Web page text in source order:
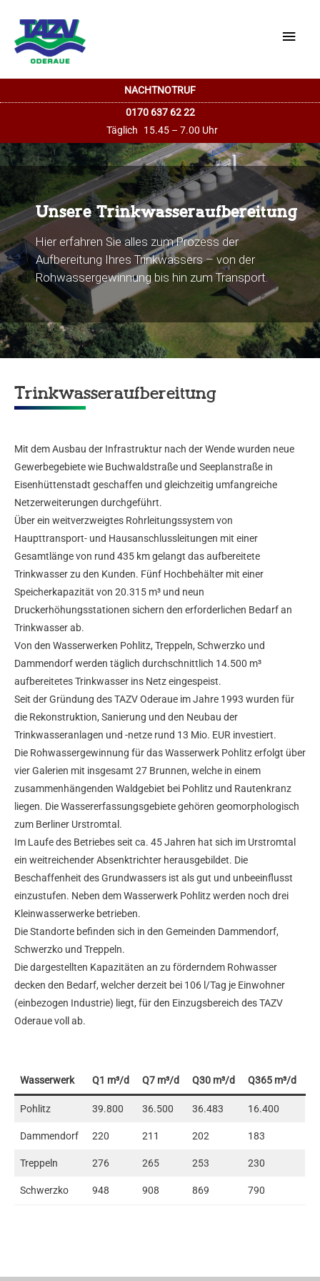
NACHTNOTRUF
0170 637 62 22
Täglich
15.45 – 7.00 Uhr
Unsere Trinkwasseraufbereitung
Hier erfahren Sie alles zum Prozess der
Aufbereitung Ihres Trinkwassers – von der
Rohwassergewinnung bis hin zum Transport.
Trinkwasseraufbereitung
Mit dem Ausbau der Infrastruktur nach der Wende wurden neue
Gewerbegebiete wie Buchwaldstraße und Seeplanstraße in
Eisenhüttenstadt geschaffen und gleichzeitig umfangreiche
Netzerweiterungen durchgeführt.
Über ein weitverzweigtes Rohrleitungssystem von
Haupttransport- und Hausanschlussleitungen mit einer
Gesamtlänge von rund 435 km gelangt das aufbereitete
Trinkwasser zu den Kunden. Fünf Hochbehälter mit einer
Speicherkapazität von 20.315 m³ und neun
Druckerhöhungsstationen sichern den erforderlichen Bedarf an
Trinkwasser ab.
Von den Wasserwerken Pohlitz, Treppeln, Schwerzko und
Dammendorf werden täglich durchschnittlich 14.500 m³
aufbereitetes Trinkwasser ins Netz eingespeist.
Seit der Gründung des TAZV Oderaue im Jahre 1993 wurden für
die Rekonstruktion, Sanierung und den Neubau der
Trinkwasseranlagen und -netze rund 13 Mio. EUR investiert.
Die Rohwassergewinnung für das Wasserwerk Pohlitz erfolgt über
vier Galerien mit insgesamt 27 Brunnen, welche in einem
zusammenhängenden Waldgebiet bei Pohlitz und Rautenkranz
liegen. Die Wassererfassungsgebiete gehören geomorphologisch
zum Berliner Urstromtal.
Im Laufe des Betriebes seit ca. 45 Jahren hat sich im Urstromtal
ein weitreichender Absenktrichter herausgebildet. Die
Beschaffenheit des Grundwassers ist als gut und unbeeinflusst
einzustufen. Neben dem Wasserwerk Pohlitz werden noch drei
Kleinwasserwerke betrieben.
Die Standorte befinden sich in den Gemeinden Dammendorf,
Schwerzko und Treppeln.
Die dargestellten Kapazitäten an zu förderndem Rohwasser
decken den Bedarf, welcher derzeit bei 106 l/Tag je Einwohner
(einbezogen Industrie) liegt, für den Einzugsbereich des TAZV
Oderaue voll ab.
Wasserwerk Q1 m³/d Q7m³/d Q30m³/d Q365m³/d
Pohlitz 39.800 36.500 36.483 16.400
Dammendorf 220 211 202 183
Treppeln 276 265 253 230
Schwerzko 948 908 869 790